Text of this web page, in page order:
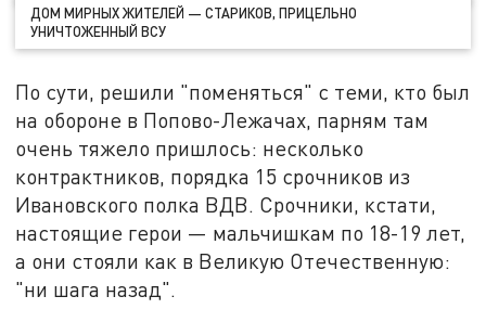
ДОМ МИРНЫХ ЖИТЕЛЕЙ — СТАРИКОВ, ПРИЦЕЛЬНО
УНИЧТОЖЕННЫЙ ВСУ
По сути, решили "поменяться" с теми, кто был
на обороне в Попово-Лежачах, парням там
очень тяжело пришлось: несколько
контрактников, порядка 15 срочников из
Ивановского полка ВДВ. Срочники, кстати,
настоящие герои — мальчишкам по 18-19 лет,
а они стояли как в Великую Отечественную:
"ни шага назад".